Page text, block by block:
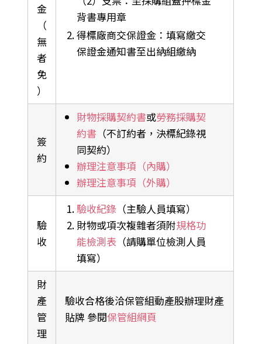
金
（
無
者
免
）
背書專用章
得標廠商交保證金：填寫繳交
保證金通知書至出納組繳納
簽
約
財物採購契約書或勞務採購契
約書 （不訂約者，決標紀錄視
同契約）
辦理注意事項（內購）
辦理注意事項（外購）
驗
收
驗收紀錄 （主驗人員填寫）
財物或項次複雜者須附規格功
能檢測表 （請購單位檢測人員
填寫）
財
產
管
理
驗收合格後洽保管組動產股辦理財產
貼牌 參閱保管組網頁